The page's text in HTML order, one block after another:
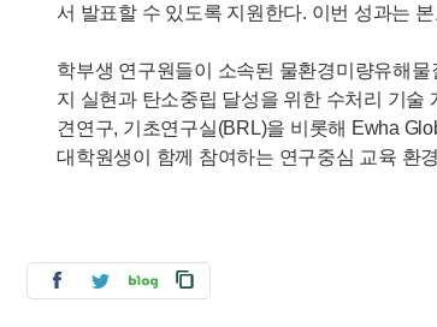
서 발표할 수 있도록 지원한다. 이번 성과는
학부생 연구원들이 소속된 물환경미량유해
지 실현과 탄소중립 달성을 위한 수처리 기
견연구, 기초연구실(BRL)을 비롯해 Ewha
대학원생이 함께 참여하는 연구중심 교육 환